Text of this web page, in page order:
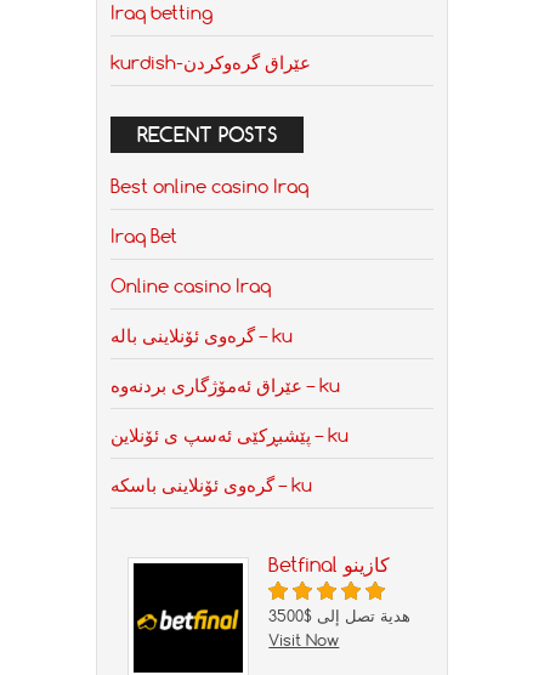
Iraq betting
kurdish-عێراق گرەوکردن
RECENT POSTS
Best online casino Iraq
Iraq Bet
Online casino Iraq
گرەوی ئۆنلاینی بالە – ku
عێراق ئەمۆژگاری بردنەوە – ku
پێشبڕکێی ئەسپ ی ئۆنلاین – ku
گرەوی ئۆنلاینی باسکە – ku
Betfinal كازينو
هدية تصل إلى $3500
Visit Now